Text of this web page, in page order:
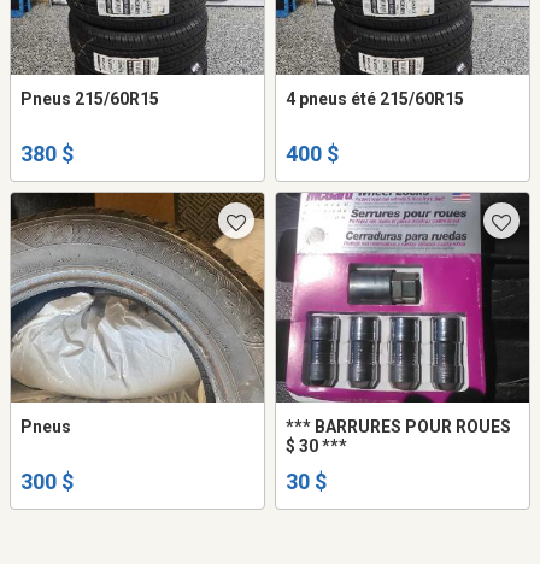
Pneus 215/60R15
380 $
4 pneus été 215/60R15
400 $
Pneus
300 $
*** BARRURES POUR ROUES
$ 30 ***
30 $